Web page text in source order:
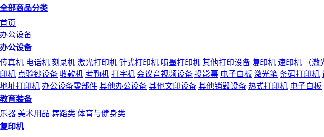
全部商品分类
首页
办公设备
办公设备
传真机 电话机 刻录机 激光打印机 针式打印机 喷墨打印机 其他打印设备 复印机 速印机 （
印机 点验钞设备 收款机 考勤机 打字机 会议音视频设备 投影幕 电子白板 激光笔 条码打印机
地址打印机 办公设备零部件 其他办公设备 其他文印设备 其他销毁设备 热式打印机 电子白板
教育装备
乐器 美术用品 舞蹈类 体育与健身类
复印机